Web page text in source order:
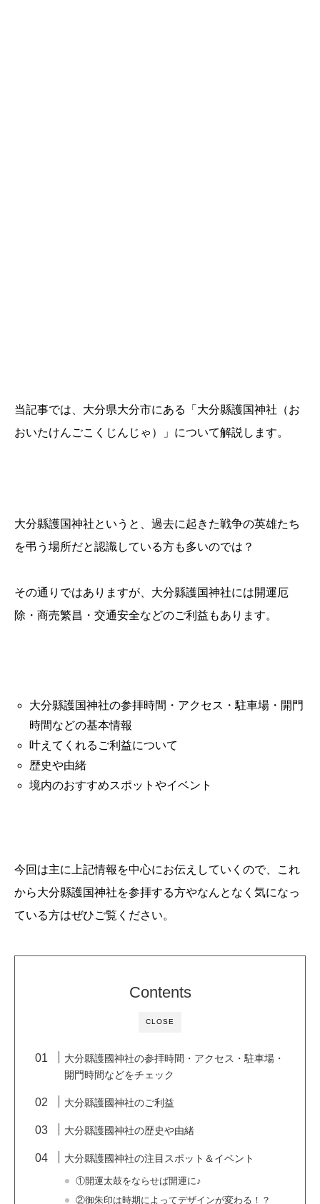
当記事では、大分県大分市にある「大分縣護国神社（お
おいたけんごこくじんじゃ）」について解説します。
大分縣護国神社というと、過去に起きた戦争の英雄たち
を弔う場所だと認識している方も多いのでは？
その通りではありますが、大分縣護国神社には開運厄
除・商売繁昌・交通安全などのご利益もあります。
大分縣護国神社の参拝時間・アクセス・駐車場・開門
時間などの基本情報
叶えてくれるご利益について
歴史や由緒
境内のおすすめスポットやイベント
今回は主に上記情報を中心にお伝えしていくので、これ
から大分縣護国神社を参拝する方やなんとなく気になっ
ている方はぜひご覧ください。
CLOSE
Contents
大分縣護國神社の参拝時間・アクセス・駐車場・
開門時間などをチェック
大分縣護國神社のご利益
大分縣護國神社の歴史や由緒
大分縣護國神社の注目スポット＆イベント
①開運太鼓をならせば開運に♪
②御朱印は時期によってデザインが変わる！？